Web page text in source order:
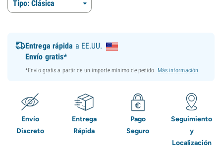
Tipo: Clásica
Entrega rápida a EE.UU.
Envío gratis*
*Envío gratis a partir de un importe mínimo de pedido. Más información
Envío
Discreto
Entrega
Rápida
Pago
Seguro
Seguimiento
y
Localización